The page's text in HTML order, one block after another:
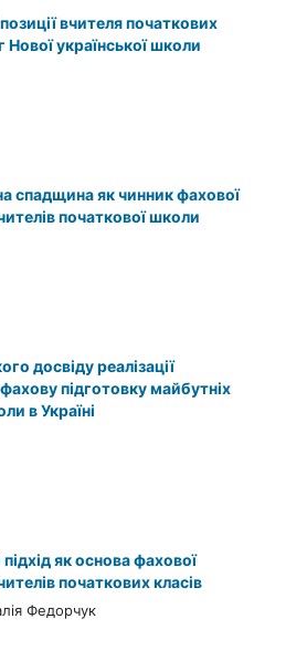
вчителя початкових
Нової української школи
спадщина як чинник фахової
початкової школи
досвіду реалізації
підготовку майбутніх
в Україні
як основа фахової
початкових класів
Федорчук